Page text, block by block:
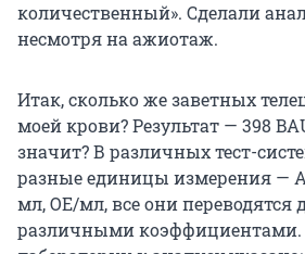
количественный». Сделали
несмотря на ажиотаж.
Итак, сколько же заветных
моей крови? Результат — 398
значит? В различных тест-
разные единицы измерения —
мл, ОЕ/мл, все они переводятся
различными коэффициентами.